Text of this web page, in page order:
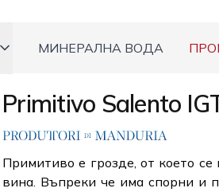
МИНЕРАЛНА ВОДА
Primitivo Salento
Примитиво е грозде, от което
вина. Въпреки че има спорни и